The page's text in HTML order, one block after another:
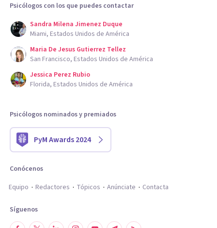
Psicólogos con los que puedes contactar
Sandra Milena Jimenez Duque
Miami, Estados Unidos de América
Maria De Jesus Gutierrez Tellez
San Francisco, Estados Unidos de América
Jessica Perez Rubio
Florida, Estados Unidos de América
Psicólogos nominados y premiados
PyM Awards 2024
Conócenos
Equipo
Redactores Tópicos Anúnciate Contacta
Síguenos